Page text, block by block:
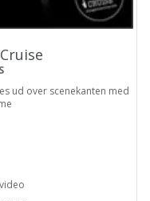
ud over scenekanten med